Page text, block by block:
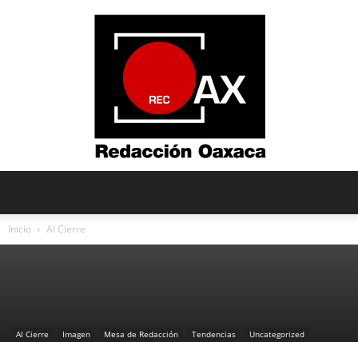
Inicio Al Cierre
Al Cierre Imagen Mesa de Redacción Tendencias Uncategorized